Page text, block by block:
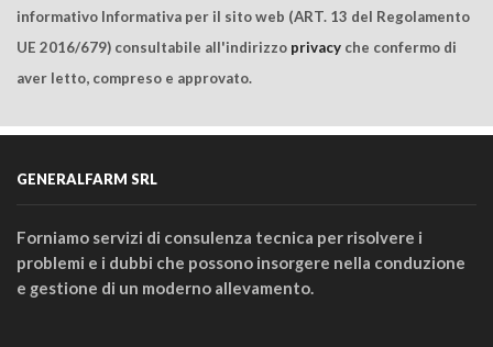
informativo Informativa per il sito web (ART. 13 del Regolamento
UE 2016/679) consultabile all'indirizzo privacy che confermo di
aver letto, compreso e approvato.
GENERALFARM SRL
Forniamo servizi di consulenza tecnica per risolvere i
problemi e i dubbi che possono insorgere nella conduzione
e gestione di un moderno allevamento.